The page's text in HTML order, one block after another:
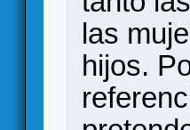
las
hijos.